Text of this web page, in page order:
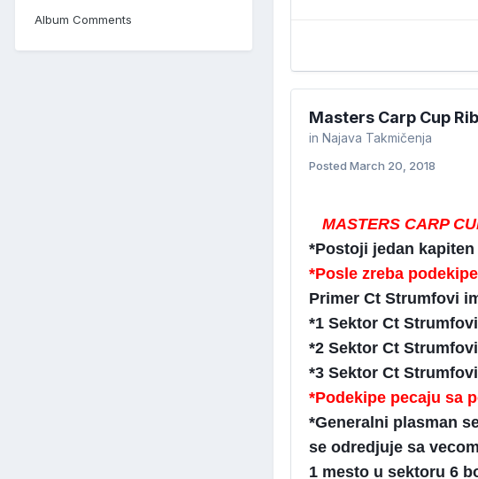
Album Comments
Masters Carp Cup
in Najava Takmičenja
Posted March 20, 2018
MASTERS CARP
*Postoji jedan
*Posle zreba
Primer Ct Strumfovi
*1 Sektor Ct
*2 Sektor Ct
*3 Sektor Ct
*Podekipe pecaju sa
*Generalni plasman
se odredjuje sa
1 mesto u sektoru 6